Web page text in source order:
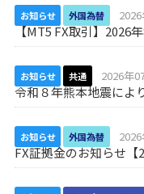
お知らせ 外国為替
【MT5 FX取引】2026
お知らせ 共通 2026年
令和８年熊本地震によ
お知らせ 外国為替
FX証拠金のお知らせ【